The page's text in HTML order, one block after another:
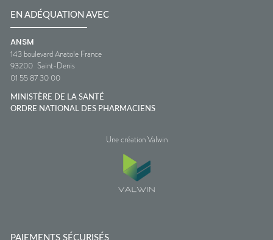
EN ADÉQUATION AVEC
ANSM
143 boulevard Anatole France
93200 Saint-Denis
01 55 87 30 00
MINISTÈRE DE LA SANTÉ
ORDRE NATIONAL DES PHARMACIENS
Une création Valwin
PAIEMENTS SÉCURISÉS